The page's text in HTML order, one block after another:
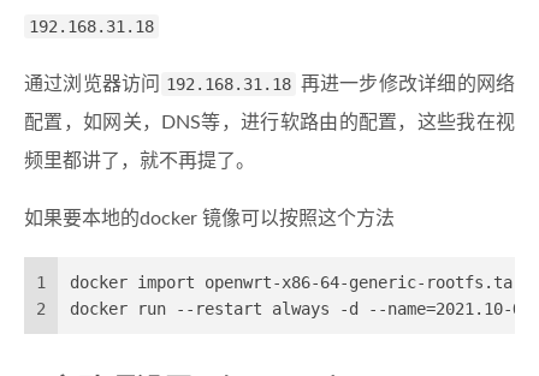
192.168.31.18
通过浏览器访问 192.168.31.18 再进一步修改详细的网络
配置，如网关，DNS等，进行软路由的配置，这些我在视
频里都讲了，就不再提了。
如果要本地的docker 镜像可以按照这个方法
1
2
docker import openwrt-x86-64-generic-
docker run --restart always -d --name=2021.10-